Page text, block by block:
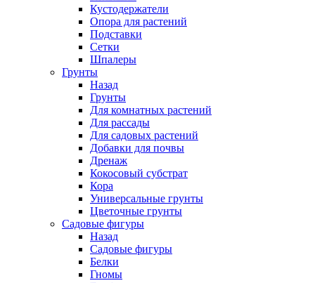
Кустодержатели
Опора для растений
Подставки
Сетки
Шпалеры
Грунты
Назад
Грунты
Для комнатных растений
Для рассады
Для садовых растений
Добавки для почвы
Дренаж
Кокосовый субстрат
Кора
Универсальные грунты
Цветочные грунты
Садовые фигуры
Назад
Садовые фигуры
Белки
Гномы